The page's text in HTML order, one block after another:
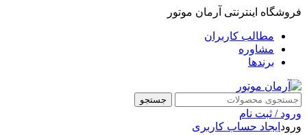
فروشگاه اینترنتی آرمان موتور
مطالب کاربران
مشاوره
برندها
جستجو
ورود / ثبت نام
ورود ایجاد حساب کاربری